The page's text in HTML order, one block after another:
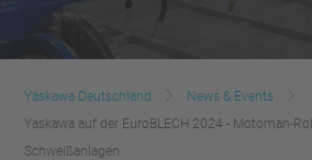
Yaskawa Deutschland
News & Events
Yaskawa auf der EuroBLECH 2024 - Motoman-
Schweißanlagen